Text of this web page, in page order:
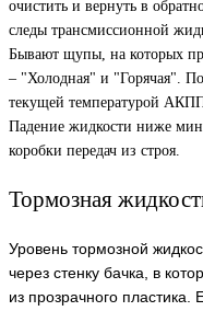
очистить и вернуть в
следы трансмиссионной
Бывают щупы, на которых
– "Холодная" и "Горячая".
текущей температурой
Падение жидкости ниже
коробки передач из строя.
Тормозная
Уровень тормозной
через стенку бачка, в
из прозрачного